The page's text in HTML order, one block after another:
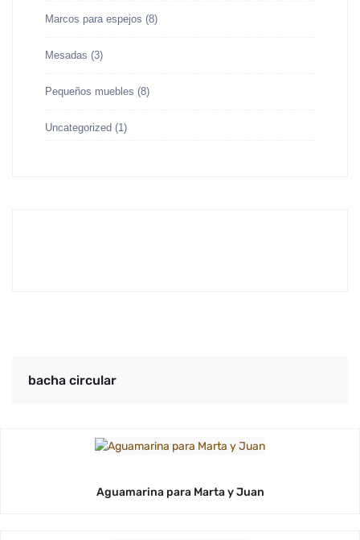
Marcos para espejos (8)
Mesadas (3)
Pequeños muebles (8)
Uncategorized (1)
bacha circular
Aguamarina para Marta y Juan